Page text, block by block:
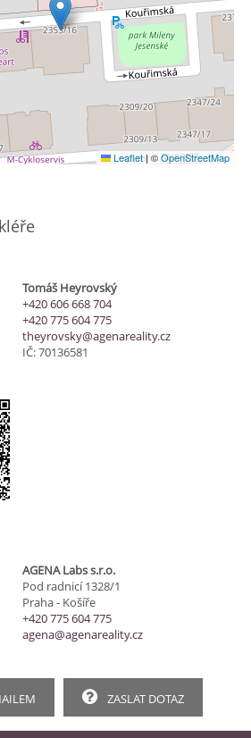
Leaflet |©OpenStreetMap
Tomáš Heyrovský
+420 606 668 704
+420 775 604 775
theyrovsky@agenareality.cz
IČ: 70136581
AGENA Labs s.r.o.
Pod radnicí 1328/1
Praha - Košíře
+420 775 604 775
agena@agenareality.cz
ZASLAT DOTAZ